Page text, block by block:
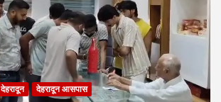
देहरादून देहरादून आसपास